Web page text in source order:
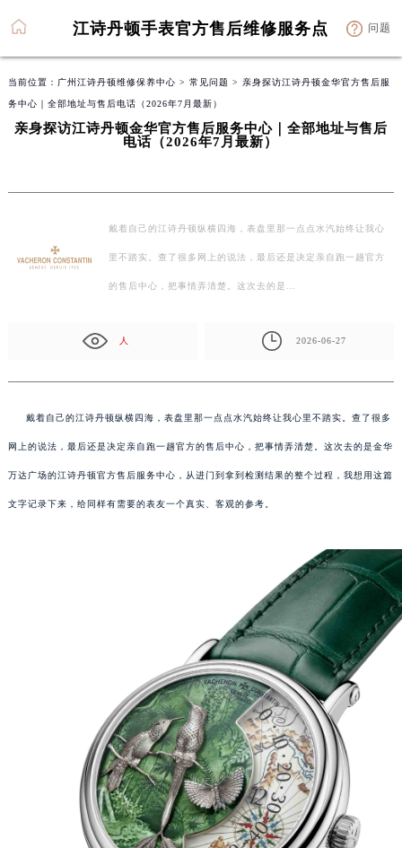
江诗丹顿手表官方售后维修服务点 问题
当前位置： 广州江诗丹顿维修保养中心 > 常见问题 > 亲身探访江诗丹顿金华官方售后服
务中心｜全部地址与售后电话（2026年7月最新）
亲身探访江诗丹顿金华官方售后服务中心｜全部地址与售后
电话（2026年7月最新）
戴着自己的江诗丹顿纵横四海，表盘里那一点点水汽始终让我心
里不踏实。查了很多网上的说法，最后还是决定亲自跑一趟官方
的售后中心，把事情弄清楚。这次去的是…
人 2026-06-27
戴着自己的江诗丹顿纵横四海，表盘里那一点点水汽始终让我心里不踏实。查了很多
网上的说法，最后还是决定亲自跑一趟官方的售后中心，把事情弄清楚。这次去的是金华
万达广场的江诗丹顿官方售后服务中心，从进门到拿到检测结果的整个过程，我想用这篇
文字记录下来，给同样有需要的表友一个真实、客观的参考。